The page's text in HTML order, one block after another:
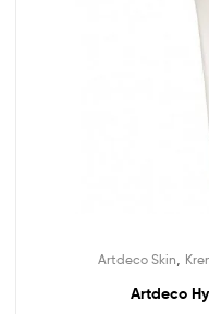
Artdeco Skin
Artdeco